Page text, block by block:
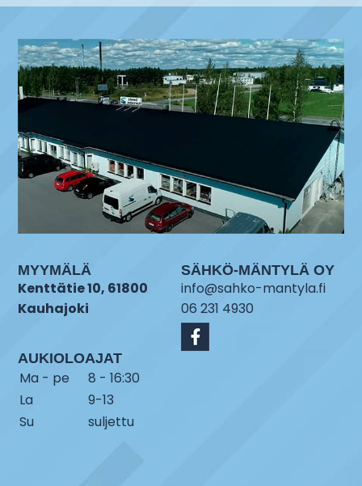
MYYMÄLÄ
Kenttätie 10, 61800
Kauhajoki
AUKIOLOAJAT
Ma - pe
8 - 16:30
La
9-13
Su
suljettu
SÄHKÖ-MÄNTYLÄ OY
info@sahko-mantyla.fi
06 231 4930